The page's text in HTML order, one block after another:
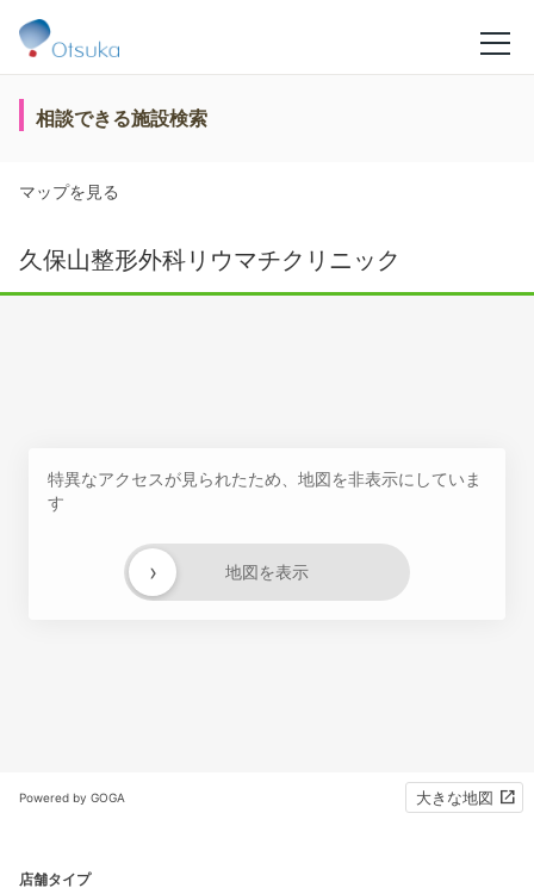
相談できる施設検索
マップを見る
久保山整形外科リウマチクリニック
特異なアクセスが見られたため、地図を非表示にしていま
す
地図を表示
›
Powered by GOGA 大きな地図
店舗タイプ